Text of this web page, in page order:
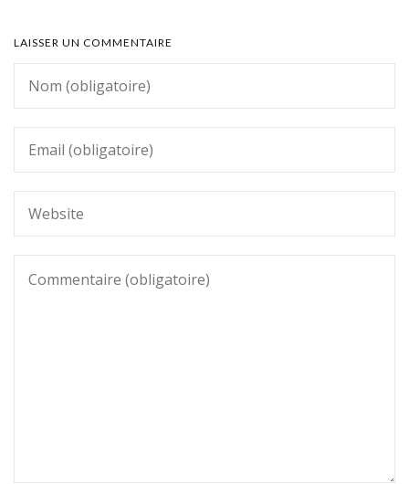
LAISSER UN COMMENTAIRE